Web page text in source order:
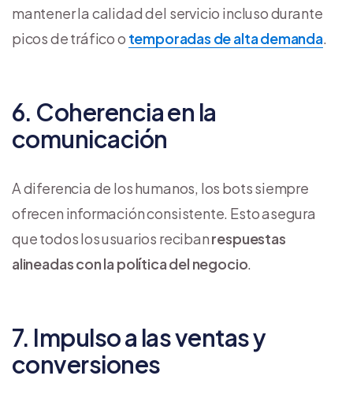
mantener la calidad del servicio incluso durante
picos de tráfico o temporadas de alta demanda.
6. Coherencia en la
comunicación
A diferencia de los humanos, los bots siempre
ofrecen información consistente. Esto asegura
que todos los usuarios recibanrespuestas
alineadas con la política del negocio.
7. Impulso a las ventas y
conversiones